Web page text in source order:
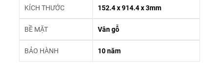
KÍCH THƯỚC 152.4 x 914.4 x 3mm
BỀ MẶT Vân gỗ
BẢO HÀNH 10 năm